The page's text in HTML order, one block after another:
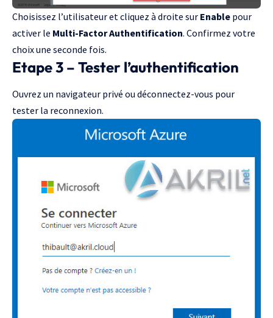
Choisissez l’utilisateur et cliquez à droite sur Enable pour
activer le Multi-Factor Authentification. Confirmez votre
choix une seconde fois.
Etape 3 – Tester l’authentification
Ouvrez un navigateur privé ou déconnectez-vous pour
tester la reconnexion.